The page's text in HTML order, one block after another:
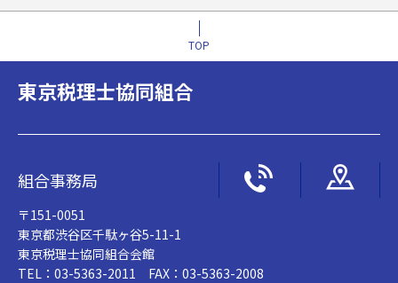
TOP
東京税理士協同組合
組合事務局
〒151-0051
東京都渋谷区千駄ヶ谷5-11-1
東京税理士協同組合会館
TEL：03-5363-2011 FAX：03-5363-2008